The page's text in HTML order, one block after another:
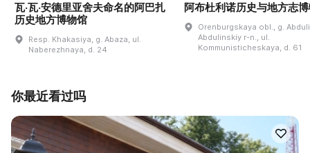
瓦·瓦·安德里亚舍夫命名的阿巴扎
历史地方博物馆
Resp. Khakasiya, g. Abaza, ul.
Naberezhnaya, d. 24
阿布杜利诺历史与地方志
Orenburgskaya obl., g.
Abdulinskiy r-n., ul.
Kommunisticheskaya, d. 61
你最近看过吗